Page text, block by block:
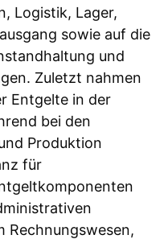
Logistik, Lager,
sowie auf die
und
Zuletzt nahmen
Entgelte in der
bei den
Produktion
für
Rechnungswesen,